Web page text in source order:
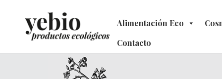
Alimentación Eco
Contacto
Alimentación Eco
Contacto